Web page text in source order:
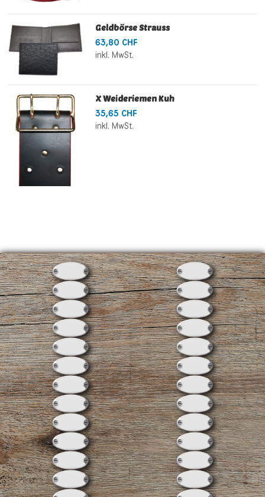
Geldbörse Strauss
63,80 CHF
inkl. MwSt.
X Weideriemen Kuh
35,65 CHF
inkl. MwSt.